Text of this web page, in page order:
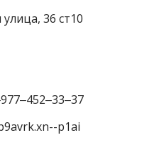
36 ст10
p1ai